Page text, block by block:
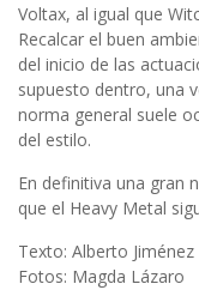
Voltax, al igual que
Recalcar el buen
del inicio de las
supuesto dentro, una
norma general suele
del estilo.
En definitiva una gran
que el Heavy Metal
Texto: Alberto Jiménez
Fotos: Magda Lázaro